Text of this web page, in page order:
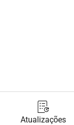
Atualizações